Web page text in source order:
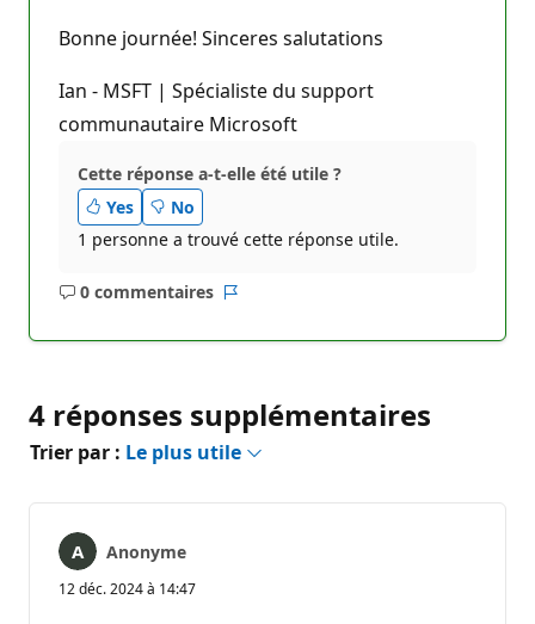
Bonne journée! Sinceres salutations
Ian - MSFT | Spécialiste du support
communautaire Microsoft
Cette réponse a-t-elle été utile ?
Yes
No
1 personne a trouvé cette réponse utile.
0 commentaires
Aucun
4 réponses supplémentaires
Trier par : Le plus utile
Anonyme
12 déc. 2024 à 14:47